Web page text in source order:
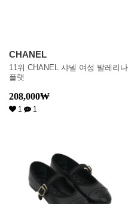
CHANEL
11위 CHANEL 샤넬 여성 발레리나
플랫
208,000₩
1 1